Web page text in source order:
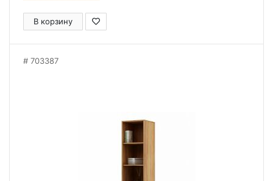
В корзину
703387